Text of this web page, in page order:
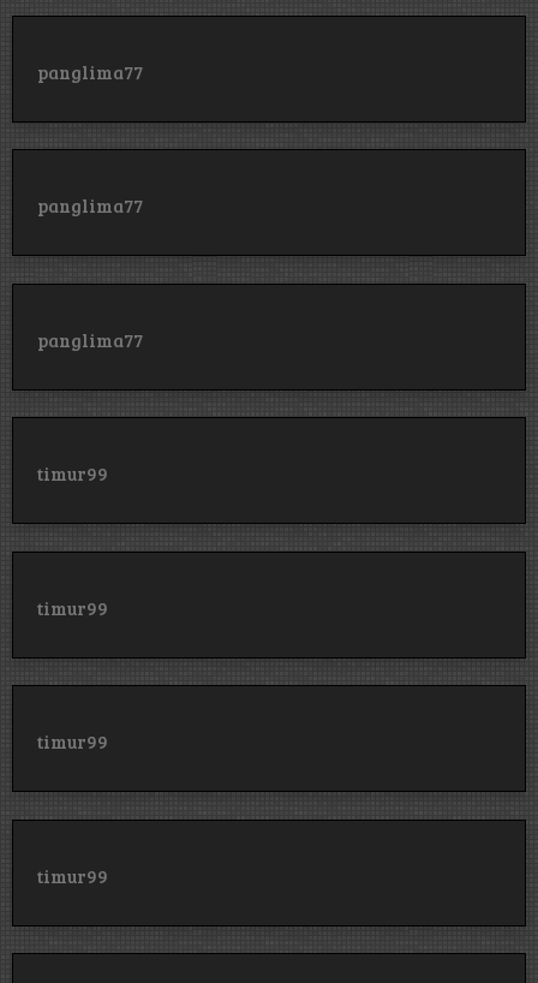
panglima77
panglima77
panglima77
timur99
timur99
timur99
timur99